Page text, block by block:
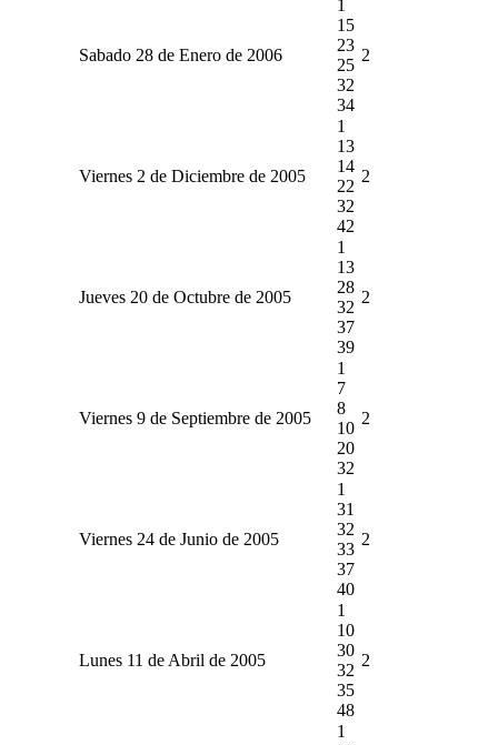
Sabado 28 de Enero de 2006
1
15
23
25
32
34
2
Viernes 2 de Diciembre de 2005
1
13
14
22
32
42
2
Jueves 20 de Octubre de 2005
1
13
28
32
37
39
2
Viernes 9 de Septiembre de 2005
1
7
8
10
20
32
2
Viernes 24 de Junio de 2005
1
31
32
33
37
40
2
Lunes 11 de Abril de 2005
1
10
30
32
35
48
2
1